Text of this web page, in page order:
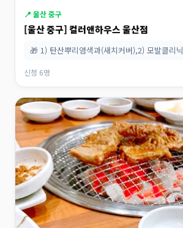
📍 울산 중구
[울산 중구] 컬러앤하우스 울산점
🎁 1) 탄산뿌리염색과(새치커버),2) 모발클리닉
신청 6명